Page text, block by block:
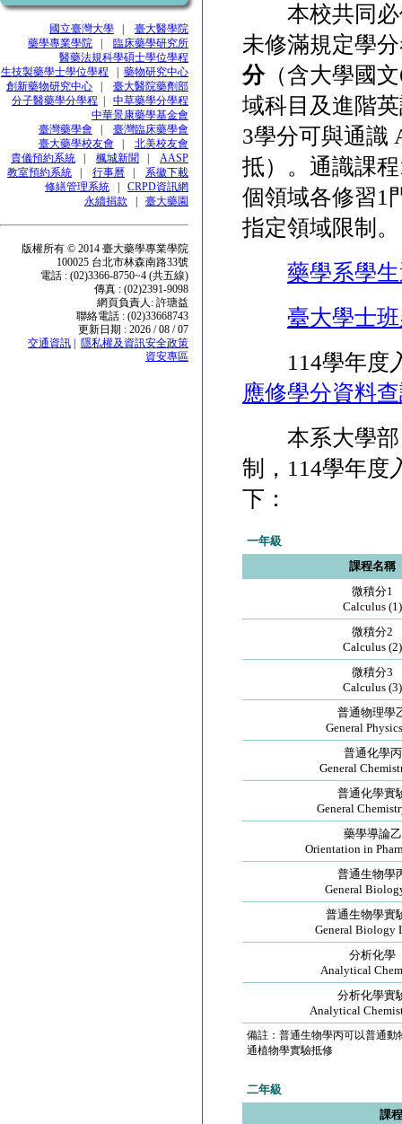
國立臺灣大學
臺大醫學院
藥學專業學院
臨床藥學研究所
醫藥法規科學碩士學位學程
生技製藥學士學位學程
藥物研究中心
創新藥物研究中心
臺大醫院藥劑部
分子醫藥學分學程
中草藥學分學程
中華景康藥學基金會
臺灣藥學會
臺灣臨床藥學會
臺大藥學校友會
北美校友會
貴儀預約系統
楓城新聞
AASP
教室預約系統
行事曆
系徽下載
修繕管理系統
CRPD資訊網
永續捐款
臺大藥園
版權所有 © 2014 臺大藥學專業學院
100025 台北市林森南路33號
電話 : (02)3366-8750~4 (共五線)
傳真 : (02)2391-9098
網頁負責人: 許瑭益
聯絡電話 : (02)33668743
更新日期 : 2026 / 08 / 07
交通資訊
隱私權及資訊安全政策
資安專區
本校共同必
未修滿規定學
分（含大學國
域科目及進階
3學分可與通識
抵）。通識課程
個領域各修習1
指定領域限制。
藥學系學
臺大學士
114學年度
應修學分資料
本系大學部
制，114學年度
下：
一年級
課程名稱
微積分1
Calculus (1)
微積分2
Calculus (2)
微積分3
Calculus (3)
普通物理學
General
普通化學丙
General
普通化學實
General
藥學導論乙
Orientation in
普通生物學
General
普通生物學實
General Biology
分析化學
Analytical
分析化學實
Analytical
備註：普通生物學丙可以普通
通植物學實驗抵修
二年級
課